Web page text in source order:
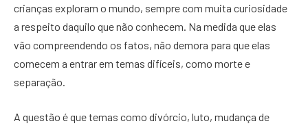
crianças exploram o mundo, sempre com muita curiosidade
a respeito daquilo que não conhecem. Na medida que elas
vão compreendendo os fatos, não demora para que elas
comecem a entrar em temas difíceis, como morte e
separação.
A questão é que temas como divórcio, luto, mudança de